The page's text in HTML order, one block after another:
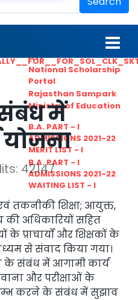
HTE
National Scholarship
Portal
Rajasthan Sampark
Ministry of Education
B.A. PART - I
ADMISSIONS 2021-22
MERIT LIST - I
B.A. PART - I
ADMISSIONS 2021-22
WAITING LIST - I
संबंध में
42147
तकनीकी शिक्षा; आयुक्त,
अधिकारियों सहित
के प्राचार्यों और शिक्षकों के
से संवाद किया गया।
के संबंध में आगामी कार्य
और परीक्षाओं के
करने के संबंध में सुझाव